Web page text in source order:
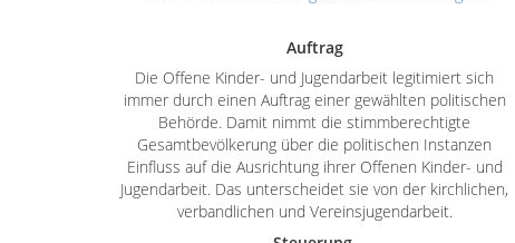
Auftrag
Die Offene Kinder- und Jugendarbeit legitimiert sich
immer durch einen Auftrag einer gewählten politischen
Behörde. Damit nimmt die stimmberechtigte
Gesamtbevölkerung über die politischen Instanzen
Einfluss auf die Ausrichtung ihrer Offenen Kinder- und
Jugendarbeit. Das unterscheidet sie von der kirchlichen,
verbandlichen und Vereinsjugendarbeit.